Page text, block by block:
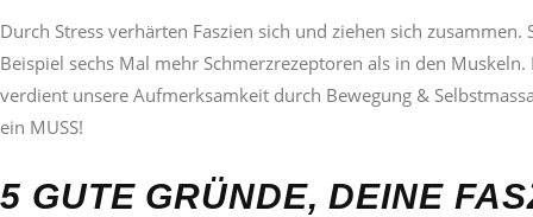
Durch Stress verhärten Faszien sich und ziehen sich
Beispiel sechs Mal mehr Schmerzrezeptoren als in den
verdient unsere Aufmerksamkeit durch Bewegung &
ein MUSS!
5 GUTE GRÜNDE, DEINE